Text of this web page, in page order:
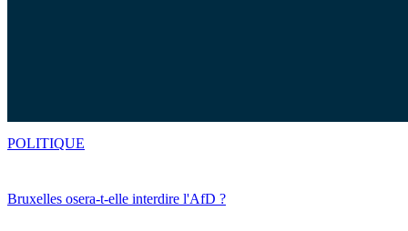
Bruxelles osera-t-elle interdire l'AfD ?
POLITIQUE